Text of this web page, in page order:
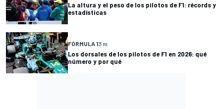
La altura y el peso de los pilotos de F1: récords y
estadísticas
FÓRMULA 13 m
Los dorsales de los pilotos de F1 en 2026: qué
número y por qué